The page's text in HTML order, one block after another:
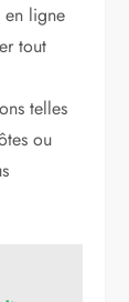
en ligne
tout
telles
ou